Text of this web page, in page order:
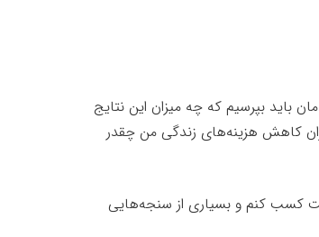
باید بپرسیم که چه میزان این نتایج
کاهش هزینه‌های زندگی من چقدر
کسب کنم و بسیاری از سنجه‌هایی